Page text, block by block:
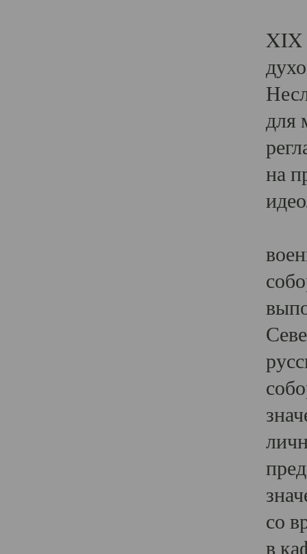
XIX
для
на
со
в